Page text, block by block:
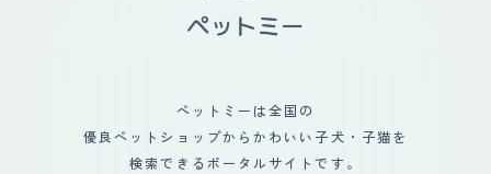
ペットミーは全国の
優良ペットショップからかわいい子犬・子猫を
検索できるポータルサイトです。